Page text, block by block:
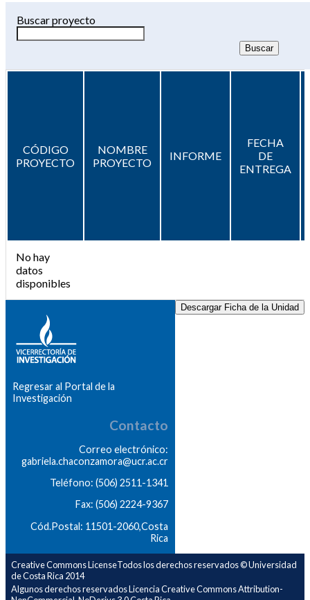
Buscar proyecto
CÓDIGO
PROYECTO
NOMBRE
PROYECTO
INFORME
FECHA
DE
ENTREGA
No hay
datos
disponibles
Descargar Ficha de la Unidad
Regresar al Portal de la
Investigación
Contacto
Correo electrónico:
gabriela.chaconzamora@ucr.ac.cr
Teléfono: (506) 2511-1341
Fax: (506) 2224-9367
Cód.Postal: 11501-2060,Costa
Rica
Creative Commons LicenseTodos los derechos reservados © Universidad
de Costa Rica 2014
Algunos derechos reservados Licencia Creative Commons Attribution-